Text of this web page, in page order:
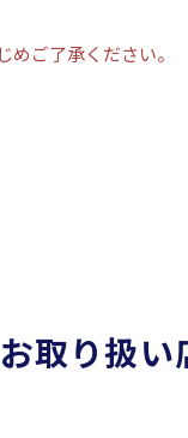
ご了承ください。
お取り扱い